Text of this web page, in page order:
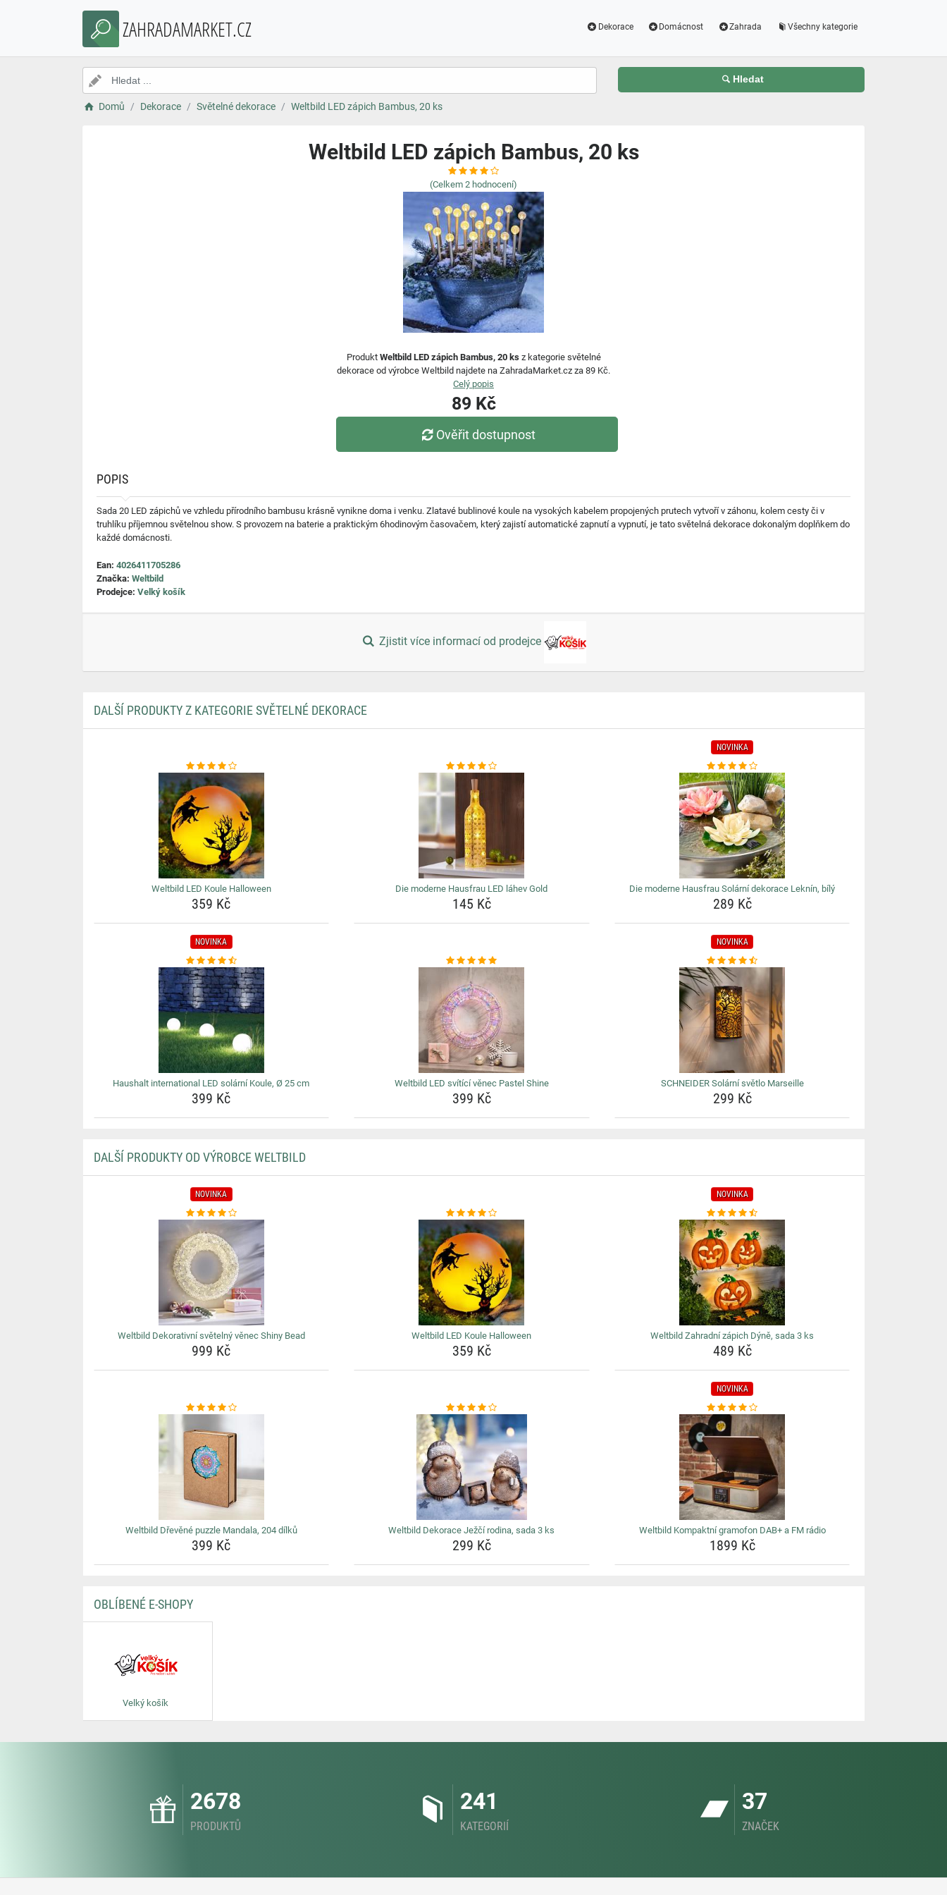
ZAHRADAMARKET.CZ Dekorace Domácnost Zahrada Všechny kategorie
Hledat
Domů Dekorace Světelné dekorace Weltbild LED zápich Bambus, 20 ks
Weltbild LED zápich Bambus, 20 ks
(Celkem 2 hodnocení)
Produkt Weltbild LED zápich Bambus, 20 ksz kategorie světelné
dekorace od výrobce Weltbild najdete na ZahradaMarket.cz za 89 Kč.
Celý popis
89 Kč
Ověřit dostupnost
POPIS
Sada 20 LED zápichů ve vzhledu přírodního bambusu krásně vynikne doma i venku. Zlatavé bublinové koule na vysokých kabelem propojených prutech vytvoří v záhonu, kolem cesty či v
truhlíku příjemnou světelnou show. S provozem na baterie a praktickým 6hodinovým časovačem, který zajistí automatické zapnutí a vypnutí, je tato světelná dekorace dokonalým doplňkem do
každé domácnosti.
Ean: 4026411705286
Značka: Weltbild
Prodejce: Velký košík
Zjistit více informací od prodejce
DALŠÍ PRODUKTY Z KATEGORIE SVĚTELNÉ DEKORACE
Weltbild LED Koule Halloween
359 Kč
Die moderne Hausfrau LED láhev Gold
145 Kč
NOVINKA
Die moderne Hausfrau Solární dekorace Leknín, bílý
289 Kč
NOVINKA
Haushalt international LED solární Koule, Ø 25 cm
399 Kč
Weltbild LED svítící věnec Pastel Shine
399 Kč
NOVINKA
SCHNEIDER Solární světlo Marseille
299 Kč
DALŠÍ PRODUKTY OD VÝROBCE WELTBILD
NOVINKA
Weltbild Dekorativní světelný věnec Shiny Bead
999 Kč
Weltbild LED Koule Halloween
359 Kč
NOVINKA
Weltbild Zahradní zápich Dýně, sada 3 ks
489 Kč
Weltbild Dřevěné puzzle Mandala, 204 dílků
399 Kč
Weltbild Dekorace Ježčí rodina, sada 3 ks
299 Kč
NOVINKA
Weltbild Kompaktní gramofon DAB+ a FM rádio
1899 Kč
OBLÍBENÉ E-SHOPY
Velký košík
2678
PRODUKTŮ
241
KATEGORIÍ
37
ZNAČEK